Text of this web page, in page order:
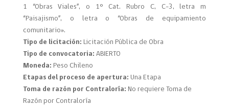
1 “Obras Viales”, o 1° Cat. Rubro C, C-3, letra m
“Paisajismo”, o letra o “Obras de equipamiento
comunitario».
Tipo de licitación: Licitación Pública de Obra
Tipo de convocatoria: ABIERTO
Moneda: Peso Chileno
Etapas del proceso de apertura: Una Etapa
Toma de razón por Contraloría: No requiere Toma de
Razón por Contraloría